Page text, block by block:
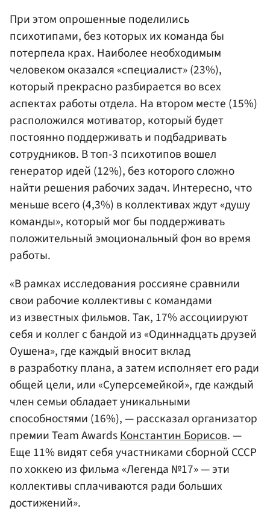
При этом опрошенные поделились
психотипами, без которых их команда бы
потерпела крах. Наиболее необходимым
человеком оказался «специалист» (23%),
который прекрасно разбирается во всех
аспектах работы отдела. На втором месте (15%)
расположился мотиватор, который будет
постоянно поддерживать и подбадривать
сотрудников. В топ-3 психотипов вошел
генератор идей (12%), без которого сложно
найти решения рабочих задач. Интересно, что
меньше всего (4,3%) в коллективах ждут «душу
команды», который мог бы поддерживать
положительный эмоциональный фон во время
работы.
«В рамках исследования россияне сравнили
свои рабочие коллективы с командами
из известных фильмов. Так, 17% ассоциируют
себя и коллег с бандой из «Одиннадцать друзей
Оушена», где каждый вносит вклад
в разработку плана, а затем исполняет его ради
общей цели, или «Суперсемейкой», где каждый
член семьи обладает уникальными
способностями (16%), — рассказал организатор
премии Team AwardsКонстантин Борисов. —
Еще 11% видят себя участниками сборной СССР
по хоккею из фильма «Легенда №17» — эти
коллективы сплачиваются ради больших
достижений».